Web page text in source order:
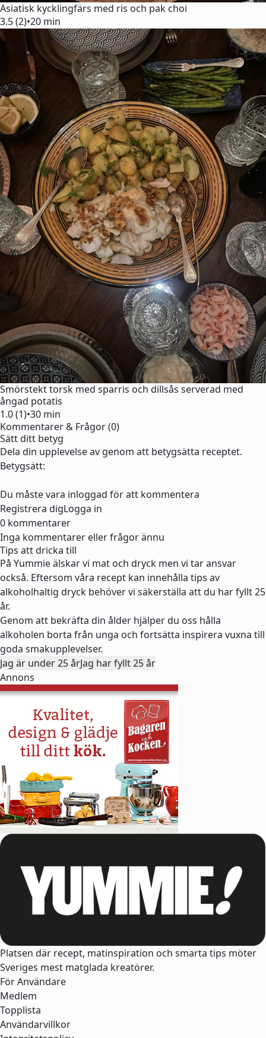
Asiatisk kycklingfärs med ris och pak choi
3.5 (2)•20 min
Smörstekt torsk med sparris och dillsås serverad med
ångad potatis
1.0 (1)•30 min
Kommentarer & Frågor (0)
Sätt ditt betyg
Dela din upplevelse av genom att betygsätta receptet.
Betygsätt:
Du måste vara inloggad för att kommentera
Registrera digLogga in
0 kommentarer
Inga kommentarer eller frågor ännu
Tips att dricka till
På Yummie älskar vi mat och dryck men vi tar ansvar
också. Eftersom våra recept kan innehålla tips av
alkoholhaltig dryck behöver vi säkerställa att du har fyllt 25
år.
Genom att bekräfta din ålder hjälper du oss hålla
alkoholen borta från unga och fortsätta inspirera vuxna till
goda smakupplevelser.
Jag är under 25 årJag har fyllt 25 år
Annons
Platsen där recept, matinspiration och smarta tips möter
Sveriges mest matglada kreatörer.
För Användare
Medlem
Topplista
Användarvillkor